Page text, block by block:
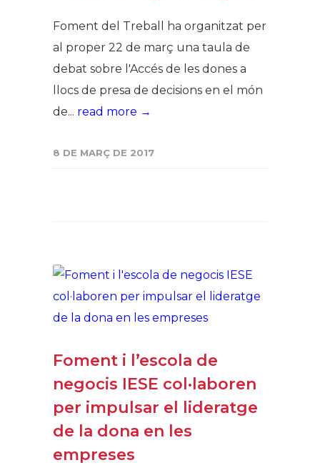
Foment del Treball ha organitzat per
al proper 22 de març una taula de
debat sobre l'Accés de les dones a
llocs de presa de decisions en el món
de... read more →
8 DE MARÇ DE 2017
Foment i l’escola de
negocis IESE col·laboren
per impulsar el lideratge
de la dona en les
empreses